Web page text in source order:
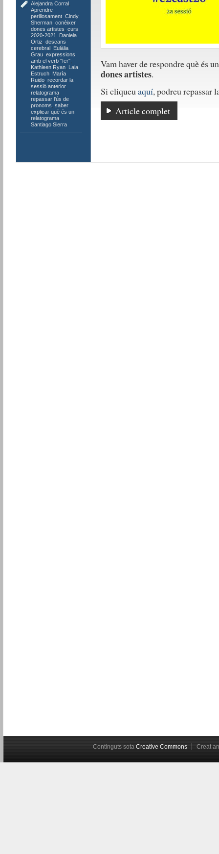
Alejandra Corral,
Aprendre
perillosament, Cindy
Sherman, conèixer
dones artistes curs
2020-2021
Daniela
Ortiz descans
cerebral, Eulàlia
Grau, expressions
amb el verb "fer",
Kathleen Ryan, Laia
Estruch, María
Ruido, recordar la
sessió anterior,
relatograma,
repassar l'ús de
pronoms saber
explicar què és un
relatograma,
Santiago Sierra
Vam haver de respondre què és
dones artistes.
Si cliqueuaquí, podreu repassar
Article complet
Continguts sota Creative Commons Creat